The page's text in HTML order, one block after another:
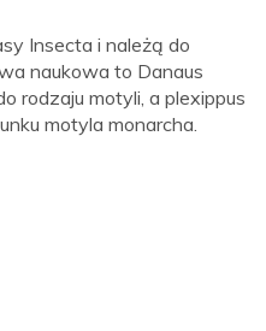
Insecta i należą do
naukowa to Danaus
rodzaju motyli, a plexippus
motyla monarcha.